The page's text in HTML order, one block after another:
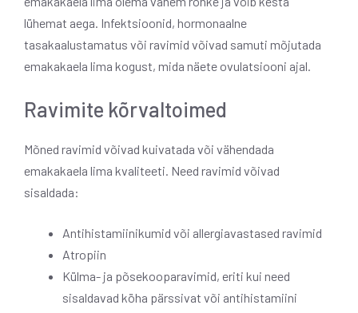
lühemat aega. Infektsioonid, hormonaalne
tasakaalustamatus või ravimid võivad samuti mõjutada
emakakaela lima kogust, mida näete ovulatsiooni ajal.
Ravimite kõrvaltoimed
Mõned ravimid võivad kuivatada või vähendada
emakakaela lima kvaliteeti. Need ravimid võivad
sisaldada:
Antihistamiinikumid või allergiavastased ravimid
Atropiin
Külma- ja põsekooparavimid, eriti kui need
sisaldavad köha pärssivat või antihistamiini